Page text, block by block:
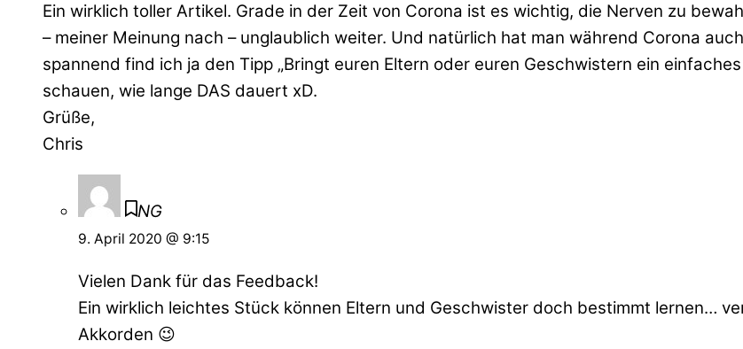
Ein wirklich toller Artikel. Grade in der Zeit von Corona ist es wichtig, die Nerven zu
– meiner Meinung nach – unglaublich weiter. Und natürlich hat man während Corona
spannend find ich ja den Tipp „Bringt euren Eltern oder euren Geschwistern ein
schauen, wie lange DAS dauert xD.
Grüße,
Chris
NG
9. April 2020 @ 9:15
Vielen Dank für das Feedback!
Ein wirklich leichtes Stück können Eltern und Geschwister doch bestimmt lernen…
Akkorden 😉